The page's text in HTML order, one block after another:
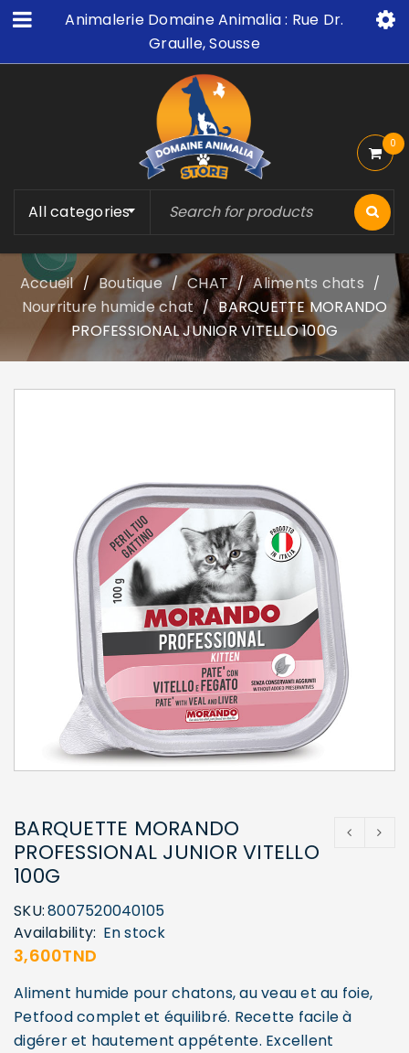
Animalerie Domaine Animalia : Rue Dr.
Graulle, Sousse
All categories
0
Accueil / Boutique / CHAT / Aliments chats /
Nourriture humide chat / BARQUETTE MORANDO
PROFESSIONAL JUNIOR VITELLO 100G
BARQUETTE MORANDO
PROFESSIONAL JUNIOR VITELLO
100G
SKU:8007520040105
Availability: En stock
3,600TND
Aliment humide pour chatons, au veau et au foie,
Petfood complet et équilibré. Recette facile à
digérer et hautement appétente. Excellent